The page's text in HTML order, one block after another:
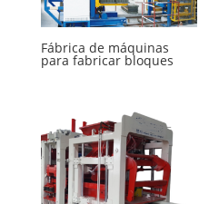
Fábrica de máquinas
para fabricar bloques